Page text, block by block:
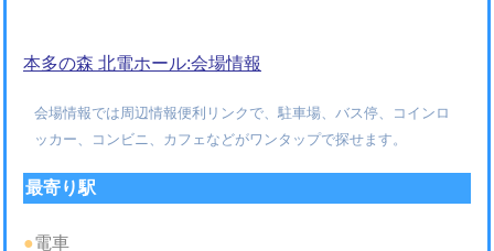
本多の森 北電ホール:会場情報
会場情報では周辺情報便利リンクで、駐車場、バス停、コインロ
ッカー、コンビニ、カフェなどがワンタップで探せます。
最寄り駅
●電車